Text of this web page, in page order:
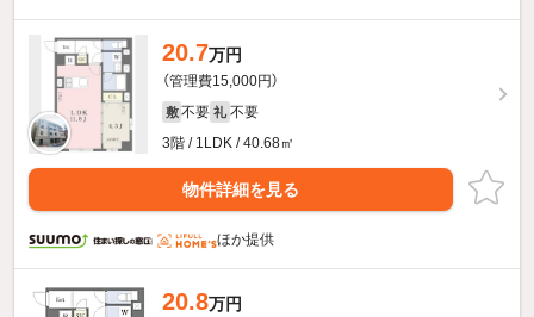
20.7万円
（管理費15,000円）
敷 不要 礼 不要
3階 / 1LDK / 40.68㎡
物件詳細を見る
ほか提供
20.8万円